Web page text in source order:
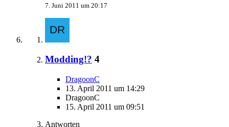
7. Juni 2011 um 20:17
Modding!? 4
DragoonC
13. April 2011 um 14:29
DragoonC
15. April 2011 um 09:51
Antworten